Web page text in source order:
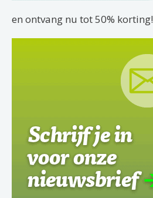
en ontvang nu tot 50% korting!